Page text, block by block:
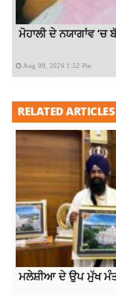
ਮੋਹਾਲੀ ਦੇ ਨਯਾਗਾਂਵ ‘ਚ
Aug 09, 2026 1:52 Pm
RELATED ARTICLES
ਮਲੇਸ਼ੀਆ ਦੇ ਉਪ ਮੁੱਖ